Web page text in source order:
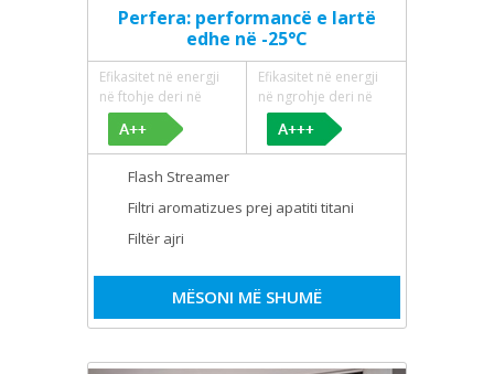
Perfera: performancë e lartë
edhe në -25°C
Efikasitet në energji
në ftohje deri në
Efikasitet në energji
në ngrohje deri në
Flash Streamer
Filtri aromatizues prej apatiti titani
Filtër ajri
MËSONI MË SHUMË